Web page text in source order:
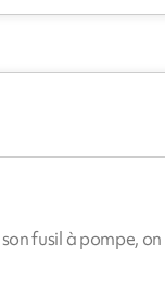
fusil à pompe,